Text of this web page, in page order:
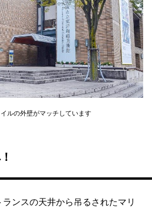
ルの外壁がマッチしています
ンスの天井から吊るされたマリ